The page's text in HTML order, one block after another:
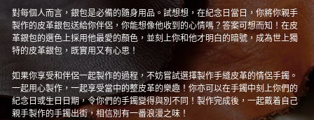
對每個人而言，銀包是必備的隨身用品。試想想，在紀念日當日，你將你親手
製作的皮革銀包送給你伴侶，你能想像他收到的心情嗎？答案可想而知！在皮
革銀包的選色上採用他最愛的顏色，並刻上你和他才明白的暗號，成為世上獨
特的皮革銀包，既實用又有心思！
如果你享受和伴侶一起製作的過程，不妨嘗試選擇製作手縫皮革的情侶手鐲。
一起用心製作，一起享受當中的整皮革的樂趣！你亦可以在手鐲中刻上你們的
紀念日或生日日期，令你們的手鐲變得與別不同！製作完成後，一起戴着自己
親手製作的手鐲出街，相信別有一番浪漫之味！